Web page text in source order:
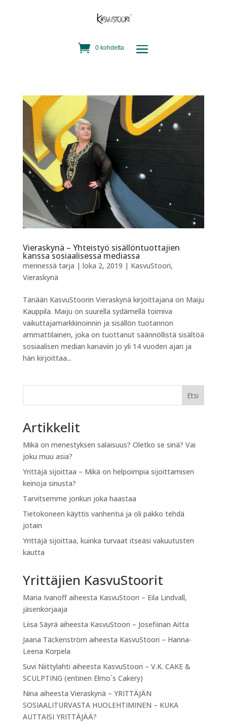
0 kohdetta
Vieraskynä – Yhteistyö sisällöntuottajien
kanssa sosiaalisessa mediassa
mennessä tarja | loka 2, 2019 | KasvuStoori,
Vieraskynä
Tänään KasvuStoorin Vieraskynä kirjoittajana on Maiju
Kauppila. Maiju on suurella sydämellä toimiva
vaikuttajamarkkinoinnin ja sisällön tuotannon
ammattilainen, joka on tuottanut säännöllistä sisältöä
sosiaalisen median kanaviin jo yli 14 vuoden ajan ja
hän kirjoittaa...
Etsi
Artikkelit
Mikä on menestyksen salaisuus? Oletko se sinä? Vai
joku muu asia?
Yrittäjä sijoittaa – Mikä on helpoimpia sijoittamisen
keinoja sinusta?
Tarvitsemme jonkun joka haastaa
Tietokoneen käyttis vanhentui ja oli pakko tehdä
jotain
Yrittäjä sijoittaa, kuinka turvaat itseäsi vakuutusten
kautta
Yrittäjien KasvuStoorit
Maria Ivanoffaiheesta KasvuStoori – Eila Lindvall,
jäsenkorjaaja
Liisa Säyrä aiheesta KasvuStoori – Josefiinan Aitta
Jaana Täckenström aiheesta KasvuStoori – Hanna-
Leena Korpela
Suvi Niittylahti aiheesta KasvuStoori – V.K. CAKE &
SCULPTING (entinen Elmo`s Cakery)
Nina aiheesta Vieraskynä – YRITTÄJÄN
SOSIAALITURVASTA HUOLEHTIMINEN – KUKA
AUTTAISI YRITTÄJÄÄ?